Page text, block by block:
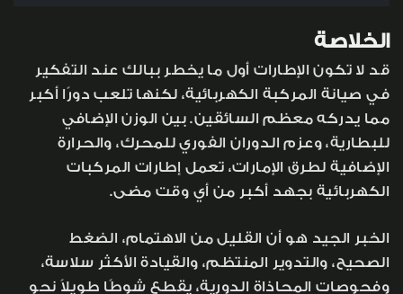
الخلاصة
قد لا تكون الإطارات أول ما يخطر ببالك عند التفكير
في صيانة المركبة الكهربائية، لكنها تلعب دورًا أكبر
مما يدركه معظم السائقين. بين الوزن الإضافي
للبطارية، وعزم الدوران الفوري للمحرك، والحرارة
الإضافية لطرق الإمارات، تعمل إطارات المركبات
الكهربائية بجهد أكبر من أي وقت مضى.
الخبر الجيد هو أن القليل من الاهتمام، الضغط
الصحيح، والتدوير المنتظم، والقيادة الأكثر سلاسة،
وفحوصات المحاذاة الدورية، يقطع شوطًا طويلاً نحو